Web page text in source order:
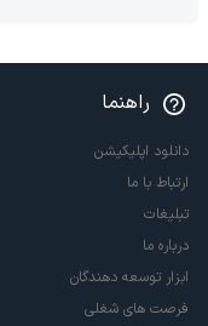
راهنما
دانلود اپلیکیشن
ارتباط با ما
تبلیغات
درباره ما
ابزار توسعه دهندگان
فرصت های شغلی